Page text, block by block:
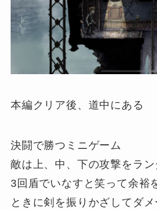
本編クリア後、道中にある
決闘で勝つミニゲーム
敵は上、中、下の攻撃をラン
3回盾でいなすと笑って余裕
ときに剣を振りかざしてダ